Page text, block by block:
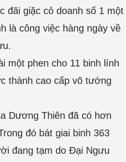
đãi giặc cỏ doanh số 1 một
là công việc hàng ngày về
một phen cho 11 binh lính
thành cao cấp võ tướng
Dương Thiên đã có hơn
đó bát giai binh 363
đang tạm do Đại Ngưu